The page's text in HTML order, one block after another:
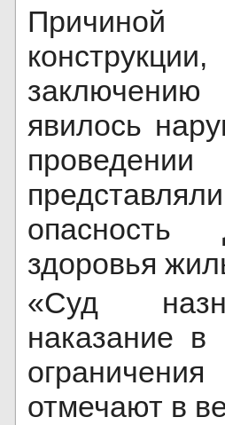
явилось
здоровья
«Суд
наказание в
отмечают в